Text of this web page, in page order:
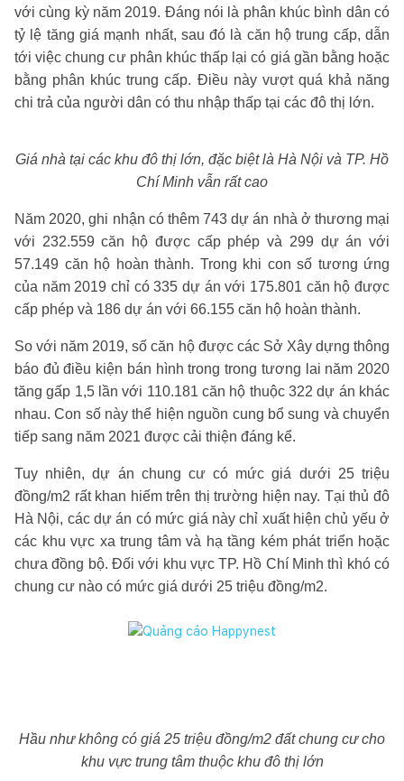
với cùng kỳ năm 2019. Đáng nói là phân khúc bình dân có
tỷ lệ tăng giá mạnh nhất, sau đó là căn hộ trung cấp, dẫn
tới việc chung cư phân khúc thấp lại có giá gần bằng hoặc
bằng phân khúc trung cấp. Điều này vượt quá khả năng
chi trả của người dân có thu nhập thấp tại các đô thị lớn.
Giá nhà tại các khu đô thị lớn, đặc biệt là Hà Nội và TP. Hồ
Chí Minh vẫn rất cao
Năm 2020, ghi nhận có thêm 743 dự án nhà ở thương mại
với 232.559 căn hộ được cấp phép và 299 dự án với
57.149 căn hộ hoàn thành. Trong khi con số tương ứng
của năm 2019 chỉ có 335 dự án với 175.801 căn hộ được
cấp phép và 186 dự án với 66.155 căn hộ hoàn thành.
So với năm 2019, số căn hộ được các Sở Xây dựng thông
báo đủ điều kiện bán hình trong trong tương lai năm 2020
tăng gấp 1,5 lần với 110.181 căn hộ thuộc 322 dự án khác
nhau. Con số này thể hiện nguồn cung bổ sung và chuyển
tiếp sang năm 2021 được cải thiện đáng kể.
Tuy nhiên, dự án chung cư có mức giá dưới 25 triệu
đồng/m2 rất khan hiếm trên thị trường hiện nay. Tại thủ đô
Hà Nội, các dự án có mức giá này chỉ xuất hiện chủ yếu ở
các khu vực xa trung tâm và hạ tầng kém phát triển hoặc
chưa đồng bộ. Đối với khu vực TP. Hồ Chí Minh thì khó có
chung cư nào có mức giá dưới 25 triệu đồng/m2.
Hầu như không có giá 25 triệu đồng/m2 đất chung cư cho
khu vực trung tâm thuộc khu đô thị lớn